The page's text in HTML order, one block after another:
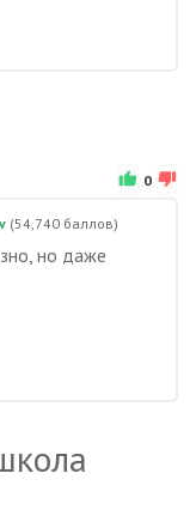
0
(54,740 баллов)
но даже